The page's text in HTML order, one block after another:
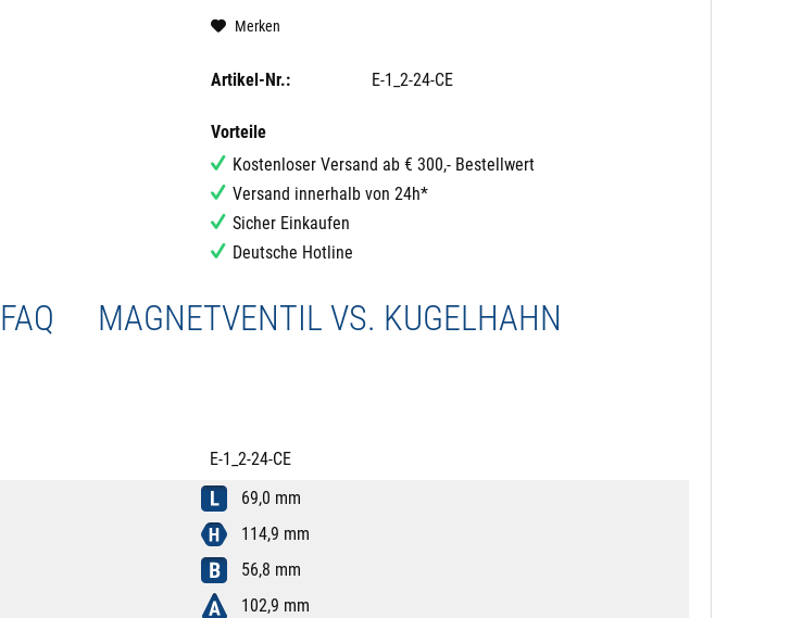
Merken
Artikel-Nr.: E-1_2-24-CE
Vorteile
Kostenloser Versand ab € 300,- Bestellwert
Versand innerhalb von 24h*
Sicher Einkaufen
Deutsche Hotline
FAQ
MAGNETVENTIL VS. KUGELHAHN
E-1_2-24-CE
69,0 mm
114,9 mm
56,8 mm
102,9 mm